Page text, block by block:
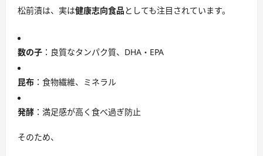
松前漬は、実は健康志向食品 としても注目されています。
数の子 ：良質なタンパク質、DHA・EPA
昆布 ：食物繊維、ミネラル
発酵 ：満足感が高く食べ過ぎ防止
そのため、